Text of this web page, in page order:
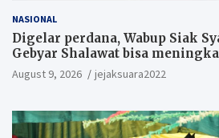
NASIONAL
Digelar perdana, Wabup Siak
Gebyar Shalawat bisa
keagamaan ditengah-tengah
August 9, 2026 jejaksuara2022